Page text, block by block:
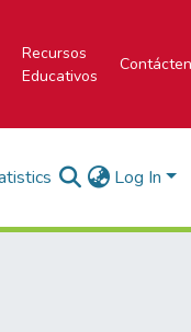
Recursos
Educativos
Log In